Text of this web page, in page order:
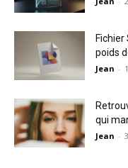
poids
Jean -
qui
Jean -